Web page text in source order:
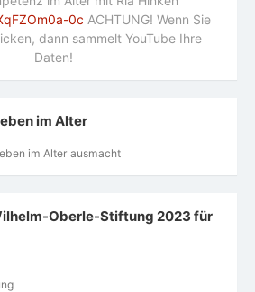
0c ACHTUNG! Wenn Sie
dann sammelt YouTube Ihre
Daten!
im Alter
im Alter ausmacht
Oberle-Stiftung 2023 für